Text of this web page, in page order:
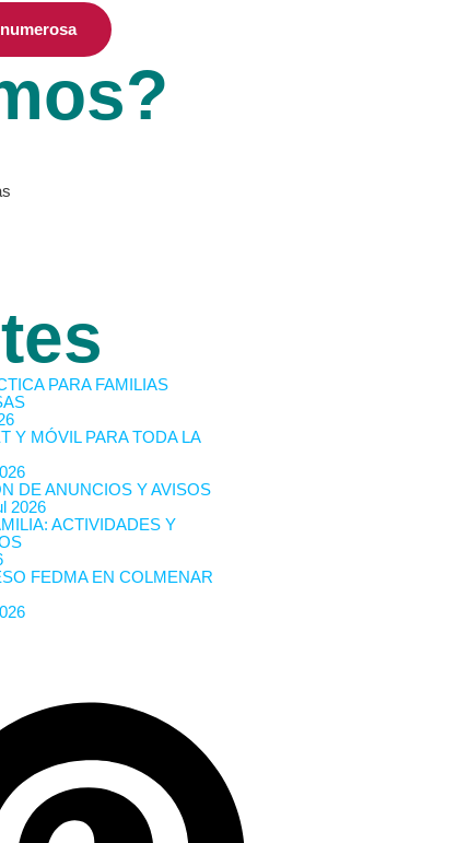
PARA FAMILIAS
Y MÓVIL PARA TODA LA
DE ANUNCIOS Y AVISOS
2026
ACTIVIDADES Y
FEDMA EN COLMENAR